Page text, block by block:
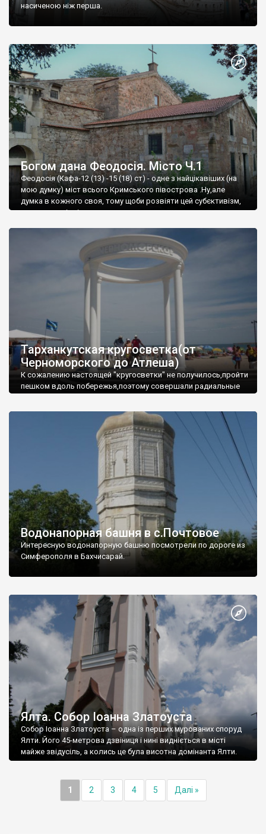
насиченою ніж перша.
Богом дана Феодосія. Місто Ч.1
Феодосія (Кафа-12 (13) -15 (18) ст) - одне з найцікавіших (на
мою думку) міст всього Кримського півострова .Ну,але
думка в кожного своя, тому щоби розвіяти цей субєктивізм,
запрошую відвідати це
Тарханкутская кругосветка(от
Черноморского до Атлеша)
К сожалению настоящей "кругосветки" не получилось,пройти
пешком вдоль побережья,поэтому совершали радиальные
Водонапорная башня в с.Почтовое
Интересную водонапорную башню посмотрели по дороге из
Симферополя в Бахчисарай.
Ялта. Собор Іоанна Златоуста
Собор Іоанна Златоуста – одна із перших мурованих споруд
Ялти. Його 45-метрова дзвіниця і нині видніється в місті
майже звідусіль, а колись це була висотна домінанта Ялти.
1 2 3 4 5 Далі »